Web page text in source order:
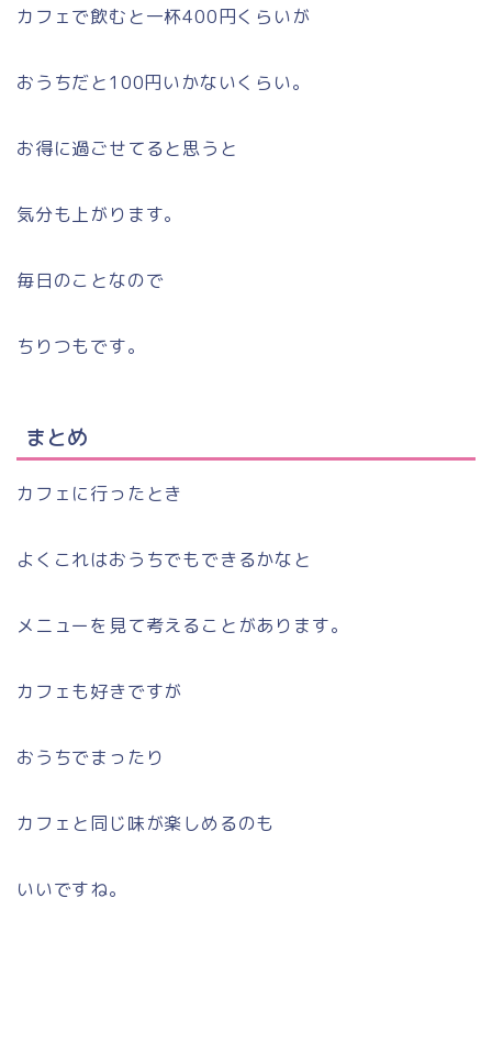
カフェで飲むと一杯400円くらいが
おうちだと100円いかないくらい。
お得に過ごせてると思うと
気分も上がります。
毎日のことなので
ちりつもです。
まとめ
カフェに行ったとき
よくこれはおうちでもできるかなと
メニューを見て考えることがあります。
カフェも好きですが
おうちでまったり
カフェと同じ味が楽しめるのも
いいですね。